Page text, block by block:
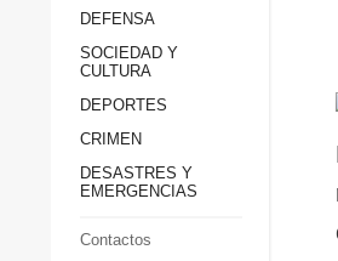
Sociedad y
DEFENSA
SOCIEDAD Y
CULTURA
DEPORTES
CRIMEN
DESASTRES Y
EMERGENCIAS
Contactos